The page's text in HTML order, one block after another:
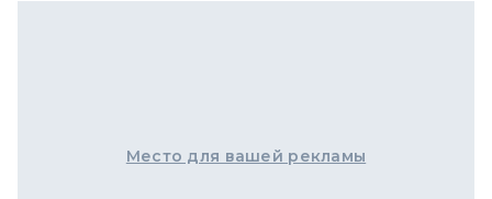
Место для вашей рекламы